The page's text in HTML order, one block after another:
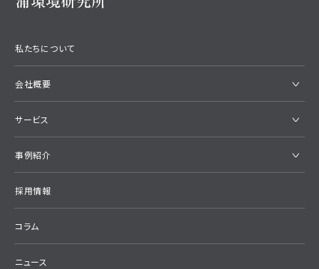
私たちについて
会社概要
サービス
事例紹介
採用情報
コラム
ニュース